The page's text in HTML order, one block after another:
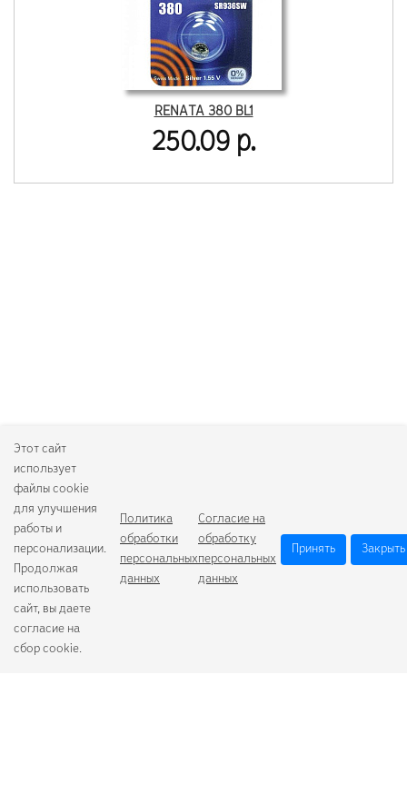
RENATA 380 BL1
250.09 р.
Этот сайт
использует
файлы cookie
для улучшения
работы и
персонализации.
Продолжая
использовать
сайт, вы даете
согласие на
сбор cookie.
Политика
обработки
персональных
данных
Согласие на
обработку
персональных
данных
Принять Закрыть